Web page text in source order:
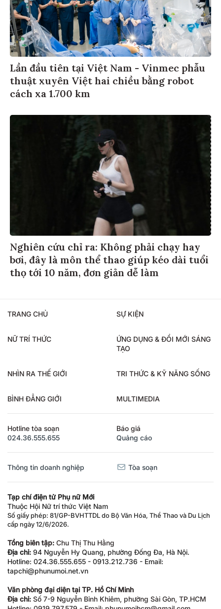
Lần đầu tiên tại Việt Nam - Vinmec phẫu
thuật xuyên Việt hai chiều bằng robot
cách xa 1.700 km
Nghiên cứu chỉ ra: Không phải chạy hay
bơi, đây là môn thể thao giúp kéo dài tuổi
thọ tới 10 năm, đơn giản dễ làm
TRANG CHỦ SỰ KIỆN
NỮ TRÍ THỨC
ỨNG DỤNG & ĐỔI MỚI SÁNG
TẠO
NHÌN RA THẾ GIỚI TRI THỨC & KỸ NĂNG SỐNG
BÌNH ĐẲNG GIỚI MULTIMEDIA
Hotline tòa soạn
024.36.555.655
Báo giá
Quảng cáo
Thông tin doanh nghiệp Tòa soạn
Tạp chí điện tử Phụ nữ Mới
Thuộc Hội Nữ trí thức Việt Nam
Số giấy phép: 81/GP-BVHTTDL do Bộ Văn Hóa, Thể Thao và Du Lịch
cấp ngày 12/6/2026.
Tổng biên tập: Chu Thị Thu Hằng
Địa chỉ: 94 Nguyễn Hy Quang, phường Đống Đa, Hà Nội.
Hotline: 024.36.555.655 - 0913.212.736 - Email:
tapchi@phunumoi.net.vn
Văn phòng đại diện tại TP. Hồ Chí Minh
Địa chỉ: Số 7-9 Nguyễn Bỉnh Khiêm, phường Sài Gòn, TP.HCM
Hotline: 0919.797.579 - Email: phunumoihcm@gmail.com